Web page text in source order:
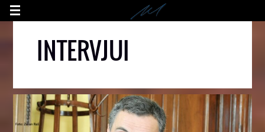
INTERVJUI